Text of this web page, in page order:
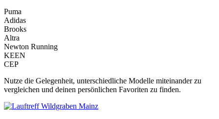
Puma
Adidas
Brooks
Altra
Newton Running
KEEN
CEP
Nutze die Gelegenheit, unterschiedliche Modelle miteinander zu
vergleichen und deinen persönlichen Favoriten zu finden.